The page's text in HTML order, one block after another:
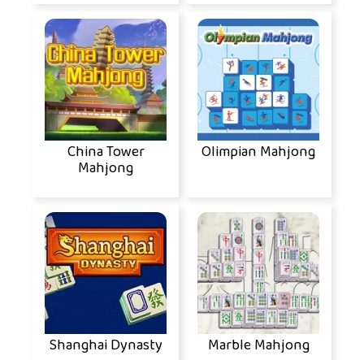
China Tower
Mahjong
Olimpian Mahjong
Shanghai Dynasty Marble Mahjong